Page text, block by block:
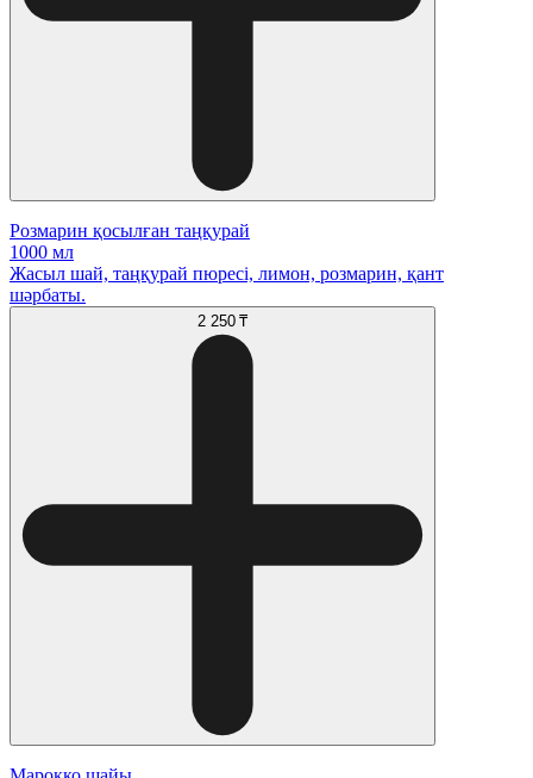
Розмарин қосылған таңқурай
1000 мл
Жасыл шай, таңқурай пюресі, лимон, розмарин, қант
шәрбаты.
2 250 ₸